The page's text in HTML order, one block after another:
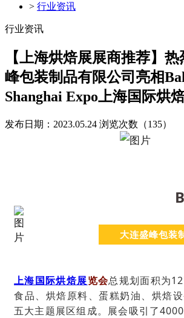
> 行业资讯
行业资讯
【上海烘焙展展商推荐】
峰包装制品有限公司亮相
Shanghai Expo上海国际烘
发布日期：2023.05.24 浏览次数（135）
大连盛峰包装
上海国际烘焙展览会总规划面积为
食品、烘焙原料、蛋糕奶油、烘焙
五大主题展区组成。展会吸引了